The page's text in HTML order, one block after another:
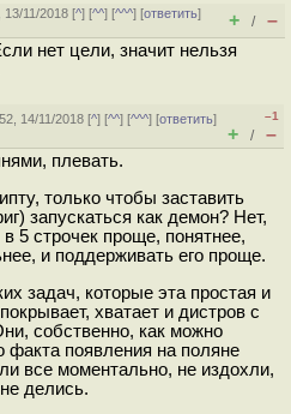
13/11/2018 [^] [^^] [^^^] [ответить]
+ / –
нет цели, значит нельзя
14/11/2018 [^] [^^] [^^^] [ответить]
–1
+ / –
плевать.
только чтобы заставить
запускаться как демон? Нет,
5 строчек проще, понятнее,
и поддерживать его проще.
задач, которые эта простая и
хватает и дистров с
собственно, как можно
факта появления на поляне
все моментально, не издохли,
делись.